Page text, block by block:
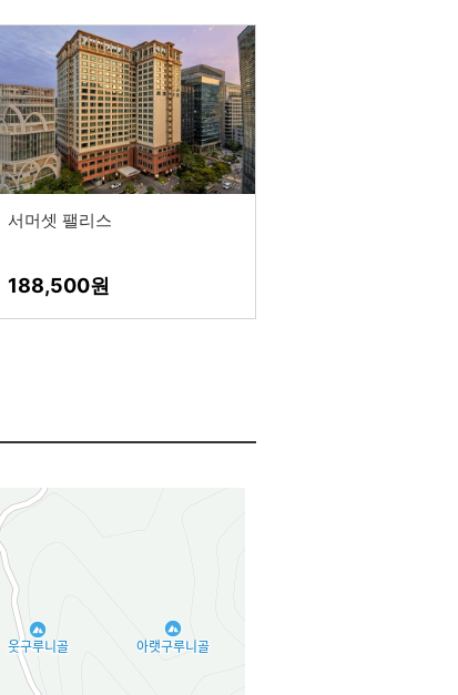
서머셋 팰리스
188,500